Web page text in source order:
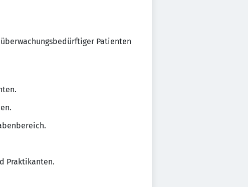
Patienten
Praktikanten.